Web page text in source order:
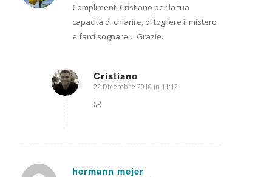
Complimenti Cristiano per la tua
capacità di chiarire, di togliere il mistero
e farci sognare… Grazie.
Cristiano
dice:
22 Dicembre 2010 in 11:12
:.-)
hermann mejer